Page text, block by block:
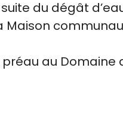
du dégât
au Domaine